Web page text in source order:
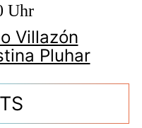
Uhr
Villazón
Pluhar